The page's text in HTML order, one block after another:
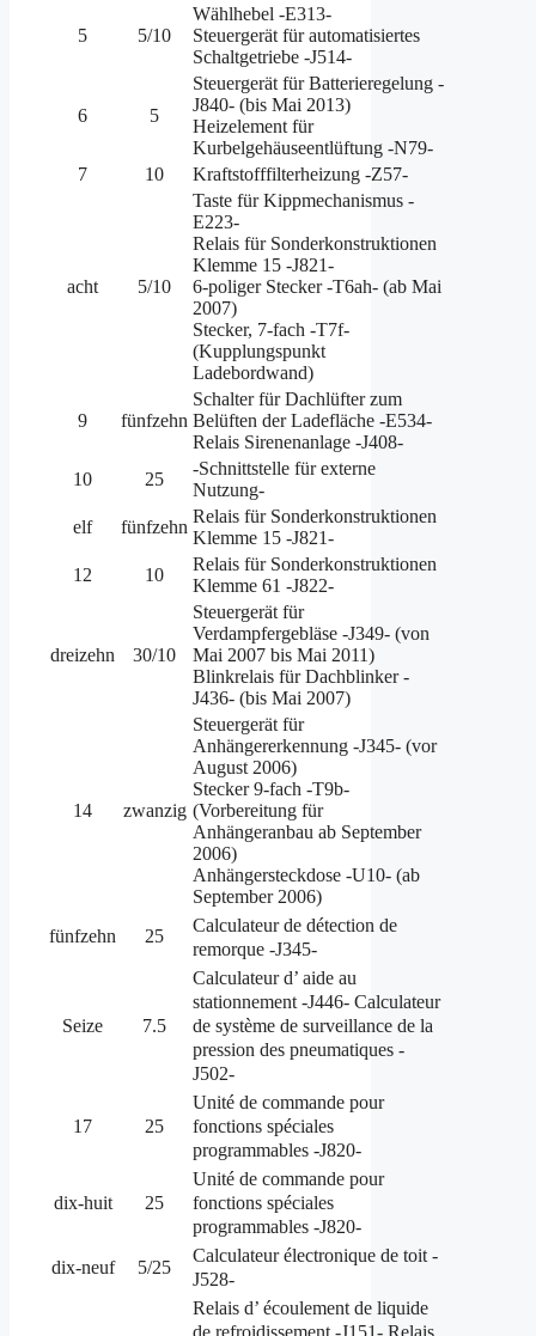
5 5/10
Wählhebel -E313-
Steuergerät für automatisiertes
Schaltgetriebe -J514-
6 5
Steuergerät für Batterieregelung -
J840- (bis Mai 2013)
Heizelement für
Kurbelgehäuseentlüftung -N79-
7
10 Kraftstofffilterheizung -Z57-
acht 5/10
Taste für Kippmechanismus -
E223-
Relais für Sonderkonstruktionen
Klemme 15 -J821-
6-poliger Stecker -T6ah- (ab Mai
2007)
Stecker, 7-fach -T7f-
(Kupplungspunkt
Ladebordwand)
9 fünfzehn
Schalter für Dachlüfter zum
Belüften der Ladefläche -E534-
Relais Sirenenanlage -J408-
10
25
-Schnittstelle für externe
Nutzung-
elf
fünfzehn
Relais für Sonderkonstruktionen
Klemme 15 -J821-
12
10
Relais für Sonderkonstruktionen
Klemme 61 -J822-
dreizehn 30/10
Steuergerät für
Verdampfergebläse -J349- (von
Mai 2007 bis Mai 2011)
Blinkrelais für Dachblinker -
J436- (bis Mai 2007)
14 zwanzig
Steuergerät für
Anhängererkennung -J345- (vor
August 2006)
Stecker 9-fach -T9b-
(Vorbereitung für
Anhängeranbau ab September
2006)
Anhängersteckdose -U10- (ab
September 2006)
fünfzehn
25
Calculateur de détection de
remorque -J345-
Seize 7.5
Calculateur d’ aide au
stationnement -J446- Calculateur
de système de surveillance de la
pression des pneumatiques -
J502-
17 25
Unité de commande pour
fonctions spéciales
programmables -J820-
dix-huit 25
Unité de commande pour
fonctions spéciales
programmables -J820-
dix-neuf 5/25
Calculateur électronique de toit -
J528-
Relais d’ écoulement de liquide